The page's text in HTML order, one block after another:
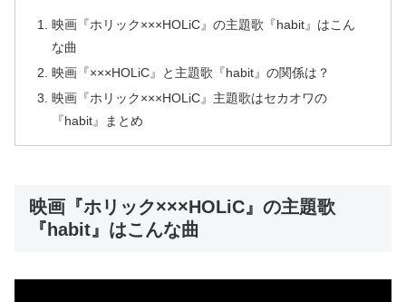
映画『ホリック×××HOLiC』の主題歌『habit』はこん
な曲
映画『×××HOLiC』と主題歌『habit』の関係は？
映画『ホリック×××HOLiC』主題歌はセカオワの
『habit』まとめ
映画『ホリック×××HOLiC』の主題歌
『habit』はこんな曲